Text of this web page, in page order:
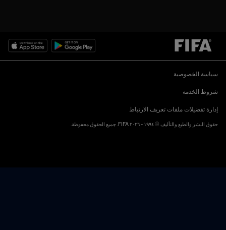
سياسة الخصوصية
شروط الخدمة
إدارة تفضيلات ملفات تعريف الارتباط
حقوق النشر والطبع والتأليف © ١٩٩٤ - ٢٠٢٦ FIFA. جميع الحقوق محفوظة.